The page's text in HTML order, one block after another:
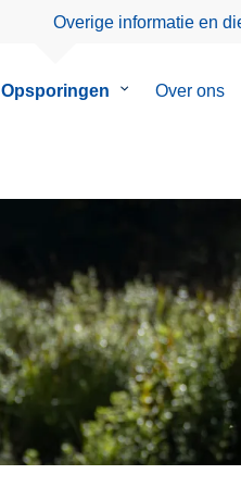
Overige informatie en
Opsporingen
SubmenuOver ons